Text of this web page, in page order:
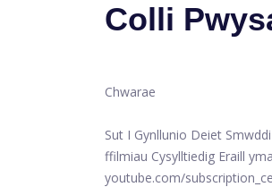
Colli
Chwarae
Sut I Gynllunio Deiet Smwddi
ffilmiau Cysylltiedig Eraill
youtube.com/